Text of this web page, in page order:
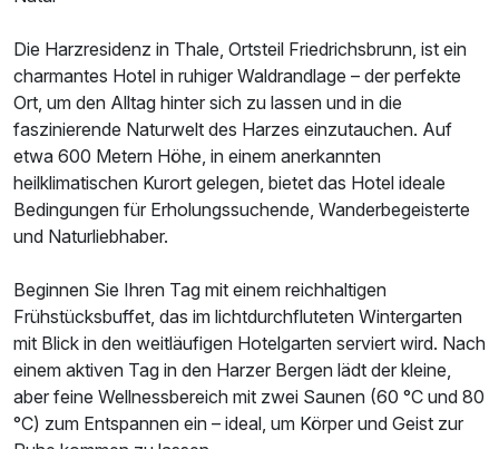
Die Harzresidenz in Thale, Ortsteil Friedrichsbrunn, ist ein
charmantes Hotel in ruhiger Waldrandlage – der perfekte
Ort, um den Alltag hinter sich zu lassen und in die
faszinierende Naturwelt des Harzes einzutauchen. Auf
etwa 600 Metern Höhe, in einem anerkannten
heilklimatischen Kurort gelegen, bietet das Hotel ideale
Bedingungen für Erholungssuchende, Wanderbegeisterte
und Naturliebhaber.
Beginnen Sie Ihren Tag mit einem reichhaltigen
Frühstücksbuffet, das im lichtdurchfluteten Wintergarten
mit Blick in den weitläufigen Hotelgarten serviert wird. Nach
einem aktiven Tag in den Harzer Bergen lädt der kleine,
aber feine Wellnessbereich mit zwei Saunen (60 °C und 80
°C) zum Entspannen ein – ideal, um Körper und Geist zur